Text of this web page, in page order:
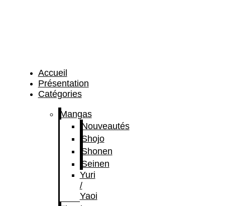
Accueil
Présentation
Catégories
Mangas
Nouveautés
Shojo
Shonen
Seinen
Yuri
/
Yaoi